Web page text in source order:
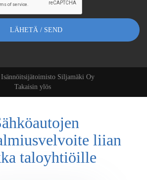
Isännöitsijätoimisto Siljamäki Oy
Takaisin ylös
liian
taloyhtiöille